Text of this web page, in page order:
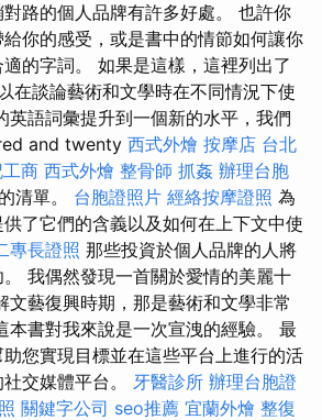
路的個人品牌有許多好處。 也許你
你的感受，或是書中的情節如何讓你
的字詞。 如果是這樣，這裡列出了
在談論藝術和文學時在不同情況下使
英語詞彙提升到一個新的水平，我們
and twenty 西式外燴 按摩店 台北
商 西式外燴 整骨師 抓姦 辦理台胞
清單。 台胞證照片 經絡按摩證照 為
了它們的含義以及如何在上下文中使
專長證照 那些投資於個人品牌的人將
我偶然發現一首關於愛情的美麗十
文藝復興時期，那是藝術和文學非常
本書對我來說是一次宣洩的經驗。 最
您實現目標並在這些平台上進行的活
交媒體平台。 牙醫診所 辦理台胞證
關鍵字公司 seo推薦 宜蘭外燴 整復